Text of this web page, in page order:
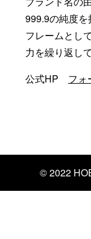
999.9の純度
フレームとし
力を繰り返し
公式HP フォ
© 2022